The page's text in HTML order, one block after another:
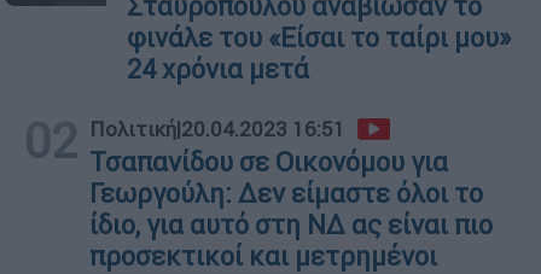
φινάλε του «Είσαι το ταίρι μου»
24 χρόνια μετά
02 Πολιτική|20.04.2023 16:51
Τσαπανίδου σε Οικονόμου για
Γεωργούλη: Δεν είμαστε όλοι το
ίδιο, για αυτό στη ΝΔ ας είναι πιο
προσεκτικοί και μετρημένοι